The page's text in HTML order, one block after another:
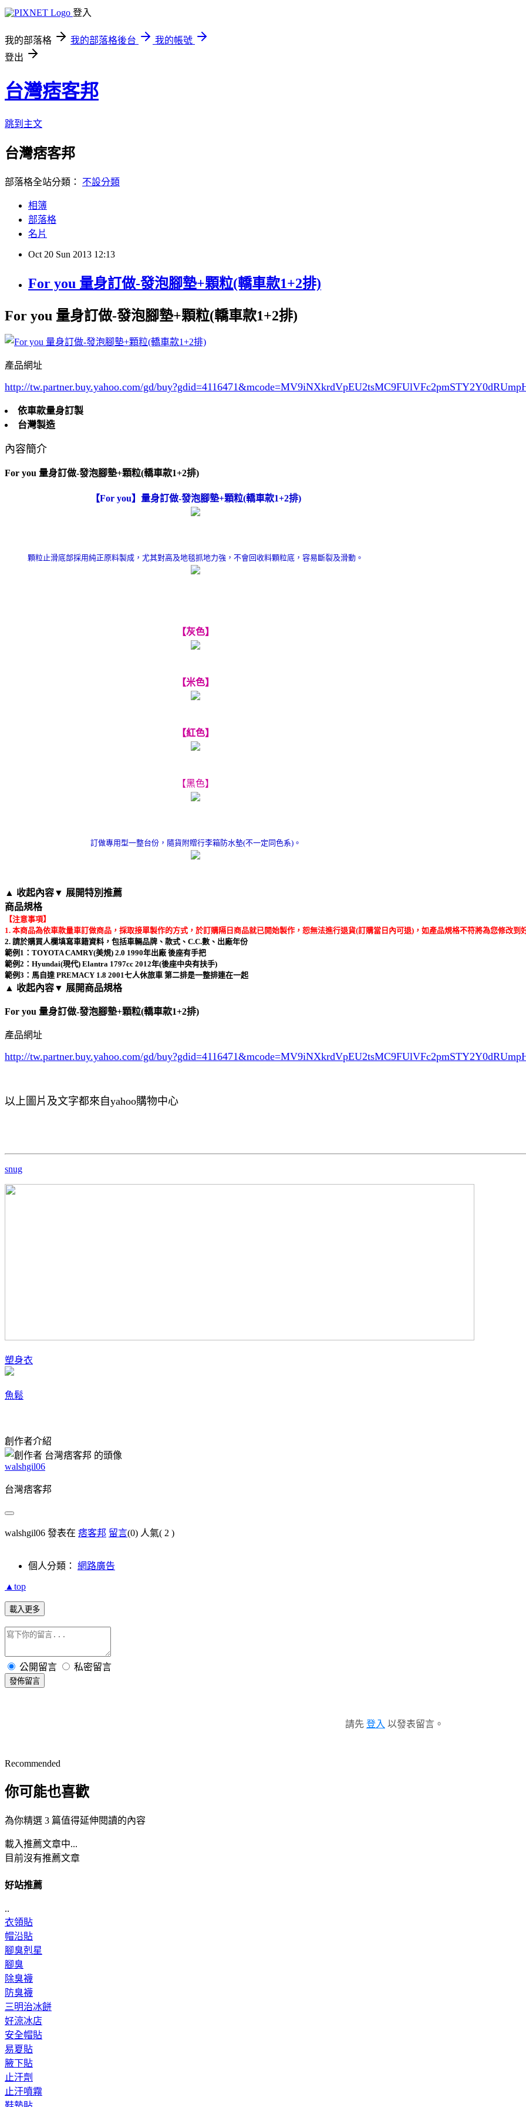
登入
我的部落格 我的部落格後台
我的帳號
登出
台灣痞客邦
跳到主文
台灣痞客邦
部落格全站分類： 不設分類
相簿
部落格
名片
Oct 20 Sun 2013 12:13
For you 量身訂做-發泡腳墊+顆粒(轎車款1+2排)
For you 量身訂做-發泡腳墊+顆粒(轎車款1+2排)
產品網址
http://tw.partner.buy.yahoo.com/gd/buy?gdid=4116471
依車款量身訂製
台灣製造
內容簡介
For you 量身訂做-發泡腳墊+顆粒(轎車款1+2排)
【For you】量身訂做-發泡腳墊+顆粒(轎車款1+2排)
顆粒止滑底部採用純正原料製成，尤其對高及地毯抓地力強，不會回收料顆粒底，容易斷裂及滑動。
【灰色】
【米色】
【紅色】
【黑色】
訂做專用型一整台份，隨貨附贈行李箱防水墊(不一定同色系)。
▲ 收起內容▼ 展開特別推薦
商品規格
【注意事項】
1. 本商品為依車款量車訂做商品，採取接單製作的方式，於訂購隔日商品就已開始製作，恕無法進行退貨(訂購當日內可退)，如產品規格不符將為您修改到
2. 請於購買人欄填寫車籍資料，包括車輛品牌、款式、C.C.數、出廠年份
範例1：TOYOTA CAMRY(美規) 2.0 1990年出廠 後座有手把
範例2：Hyundai(現代) Elantra 1797cc 2012年(後座中央有扶手)
範例3：馬自達 PREMACY 1.8 2001七人休旅車 第二排是一整排連在一起
▲ 收起內容▼ 展開商品規格
For you 量身訂做-發泡腳墊+顆粒(轎車款1+2排)
產品網址
http://tw.partner.buy.yahoo.com/gd/buy?gdid=4116471
以上圖片及文字都來自yahoo購物中心
snug
塑身衣
魚鬆
創作者介紹
walshgil06
台灣痞客邦
walshgil06 發表在 痞客邦 留言(0) 人氣( 2 )
個人分類： 網路廣告
▲top
載入更多
公開留言 私密留言
發佈留言
請先 登入 以發表留言。
Recommended
你可能也喜歡
為你精選 3 篇值得延伸閱讀的內容
載入推薦文章中...
目前沒有推薦文章
好站推薦
..
衣領貼
帽沿貼
腳臭剋星
腳臭
除臭襪
防臭襪
三明治冰餅
好涼冰店
安全帽貼
易夏貼
腋下貼
止汗劑
止汗噴霧